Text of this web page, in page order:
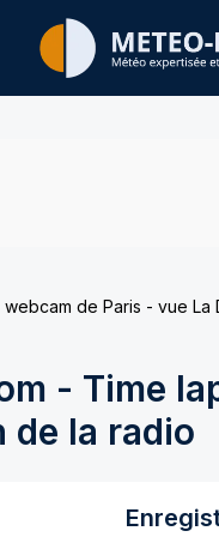
de Paris - vue La
- Time
de la radio